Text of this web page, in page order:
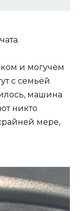
и могучем
с семьёй
машина
никто
мере,